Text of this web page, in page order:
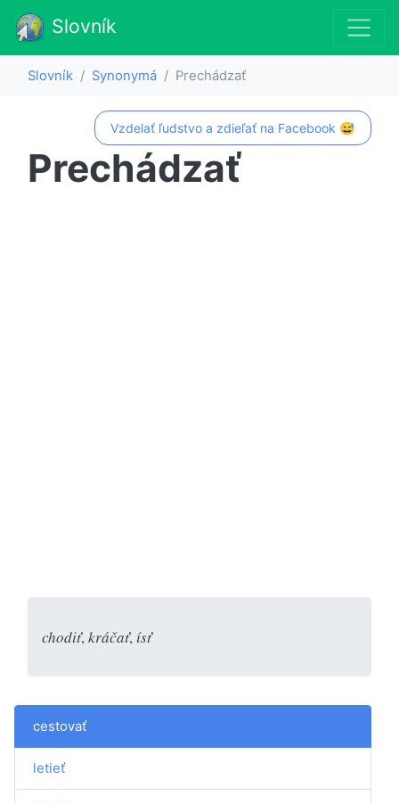
Slovník
Slovník Synonymá Prechádzať
Vzdelať ľudstvo a zdieľať na Facebook 😅
Prechádzať
chodiť, kráčať, ísť
cestovať
letieť